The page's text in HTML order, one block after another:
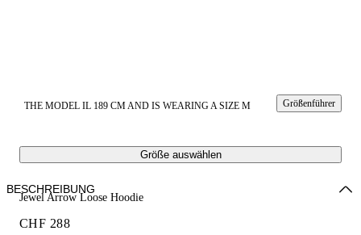
THE MODEL IL 189 CM AND IS WEARING A SIZE M Größenführer
Größe auswählen
Jewel Arrow Loose Hoodie
CHF 288
BESCHREIBUNG